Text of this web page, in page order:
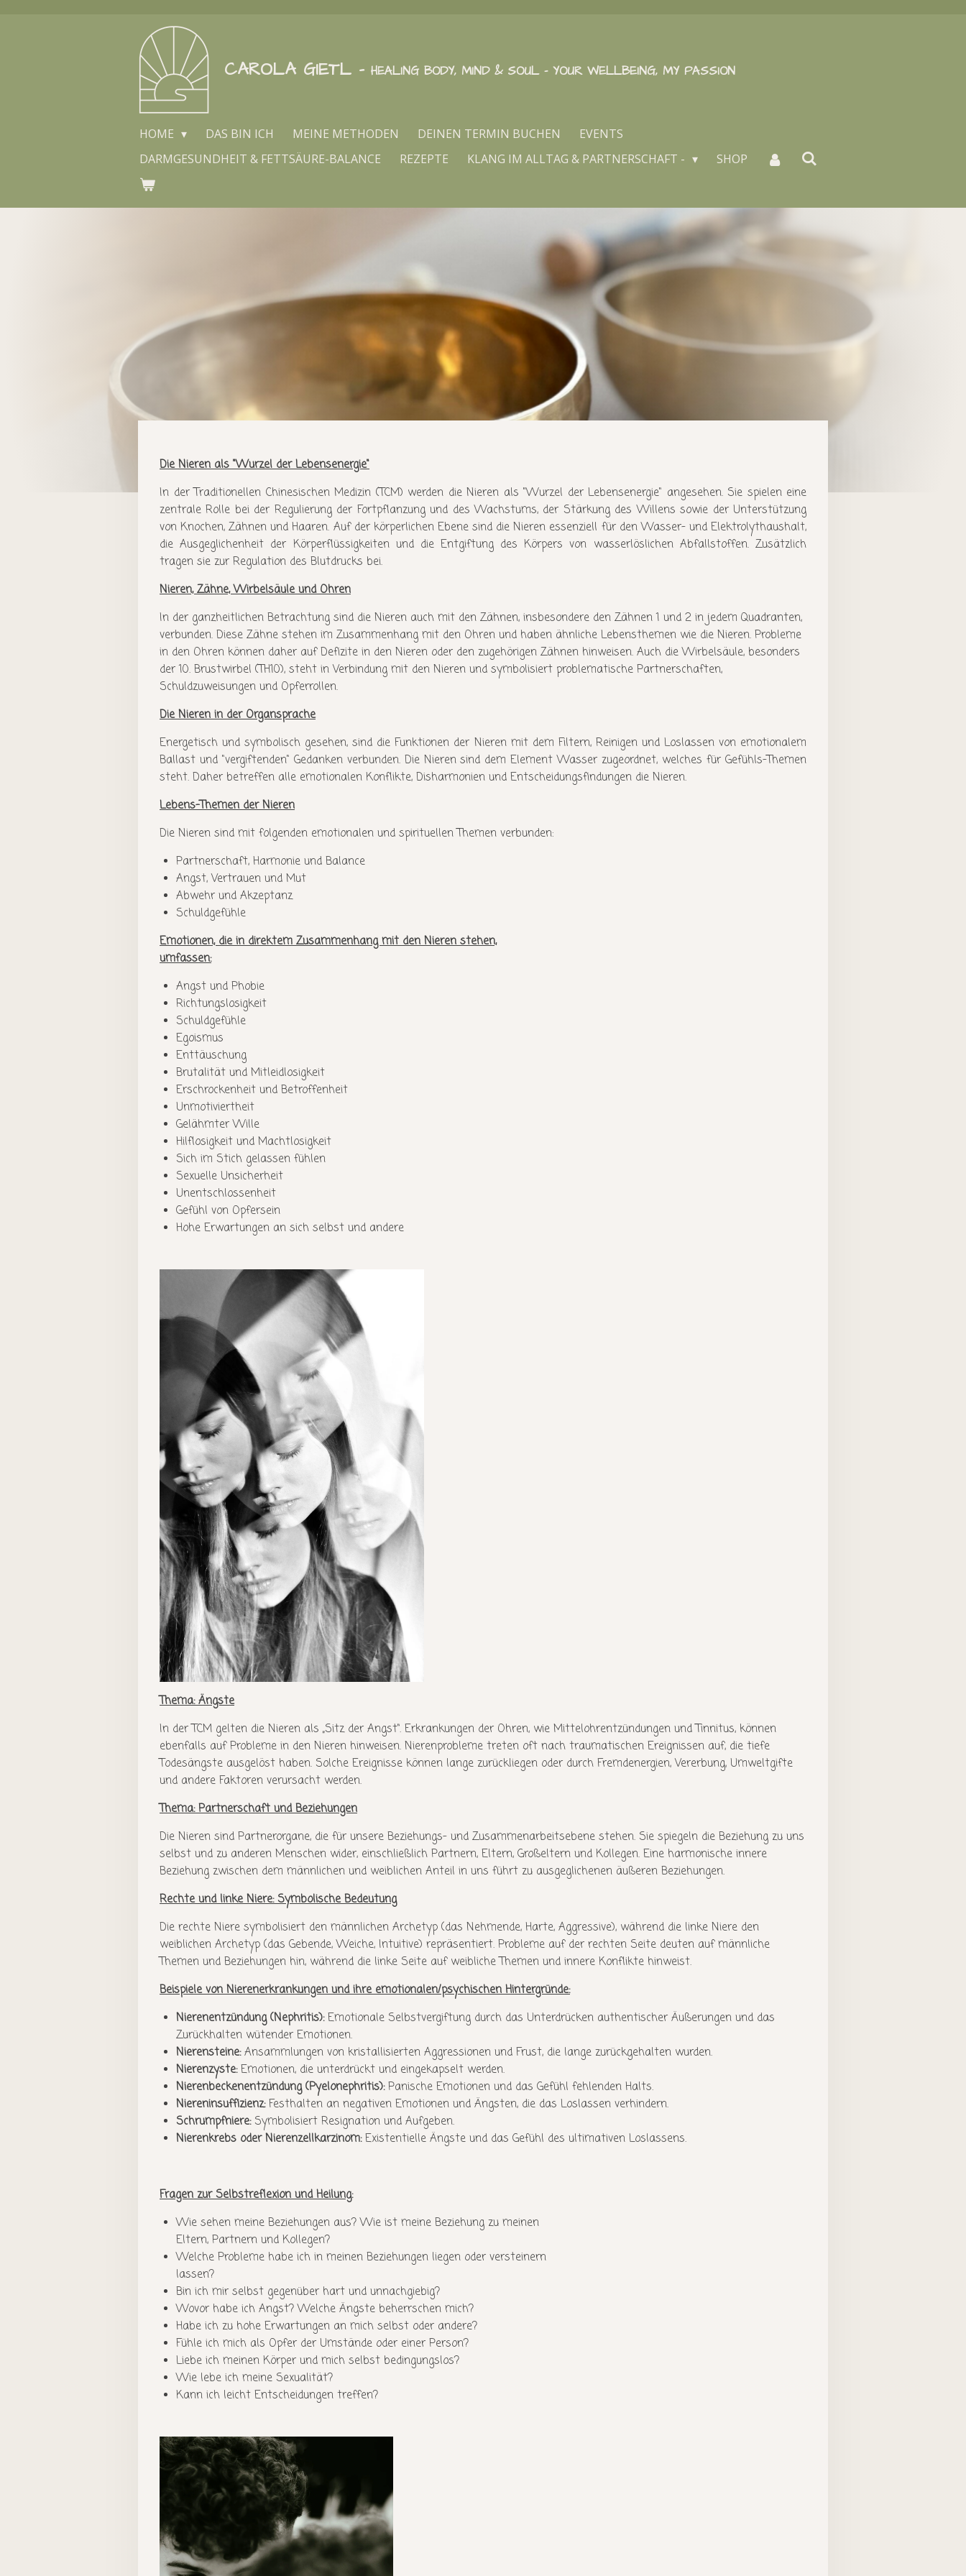
CAROLA GIETL - HEALING BODY, MIND & SOUL - YOUR WELLBEING, MY PASSION
HOME DAS BIN ICH MEINE METHODEN DEINEN TERMIN BUCHEN
EVENTS
DARMGESUNDHEIT & FETTSÄURE-BALANCE
REZEPTE KLANG IM ALLTAG & PARTNERSCHAFT - SHOP
Die Nieren als "Wurzel der Lebensenergie"
In der Traditionellen Chinesischen Medizin (TCM) werden die Nieren als "Wurzel der Lebensenergie" angesehen. Sie spielen eine
zentrale Rolle bei der Regulierung der Fortpflanzung und des Wachstums, der Stärkung des Willens sowie der Unterstützung
von Knochen, Zähnen und Haaren. Auf der körperlichen Ebene sind die Nieren essenziell für den Wasser- und Elektrolythaushalt,
die Ausgeglichenheit der Körperflüssigkeiten und die Entgiftung des Körpers von wasserlöslichen Abfallstoffen. Zusätzlich
tragen sie zur Regulation des Blutdrucks bei.
Nieren, Zähne, Wirbelsäule und Ohren
In der ganzheitlichen Betrachtung sind die Nieren auch mit den Zähnen, insbesondere den Zähnen 1 und 2 in jedem Quadranten,
verbunden. Diese Zähne stehen im Zusammenhang mit den Ohren und haben ähnliche Lebensthemen wie die Nieren. Probleme
in den Ohren können daher auf Defizite in den Nieren oder den zugehörigen Zähnen hinweisen. Auch die Wirbelsäule, besonders
der 10. Brustwirbel (TH10), steht in Verbindung mit den Nieren und symbolisiert problematische Partnerschaften,
Schuldzuweisungen und Opferrollen.
Die Nieren in der Organsprache
Energetisch und symbolisch gesehen, sind die Funktionen der Nieren mit dem Filtern, Reinigen und Loslassen von emotionalem
Ballast und "vergiftenden" Gedanken verbunden. Die Nieren sind dem Element Wasser zugeordnet, welches für Gefühls-Themen
steht. Daher betreffen alle emotionalen Konflikte, Disharmonien und Entscheidungsfindungen die Nieren.
Lebens-Themen der Nieren
Die Nieren sind mit folgenden emotionalen und spirituellen Themen verbunden:
Partnerschaft, Harmonie und Balance
Angst, Vertrauen und Mut
Abwehr und Akzeptanz
Schuldgefühle
Emotionen, die in direktem Zusammenhang mit den Nieren stehen,
umfassen:
Angst und Phobie
Richtungslosigkeit
Schuldgefühle
Egoismus
Enttäuschung
Brutalität und Mitleidlosigkeit
Erschrockenheit und Betroffenheit
Unmotiviertheit
Gelähmter Wille
Hilflosigkeit und Machtlosigkeit
Sich im Stich gelassen fühlen
Sexuelle Unsicherheit
Unentschlossenheit
Gefühl von Opfersein
Hohe Erwartungen an sich selbst und andere
Thema: Ängste
In der TCM gelten die Nieren als „Sitz der Angst“. Erkrankungen der Ohren, wie Mittelohrentzündungen und Tinnitus, können
ebenfalls auf Probleme in den Nieren hinweisen. Nierenprobleme treten oft nach traumatischen Ereignissen auf, die tiefe
Todesängste ausgelöst haben. Solche Ereignisse können lange zurückliegen oder durch Fremdenergien, Vererbung, Umweltgifte
und andere Faktoren verursacht werden.
Thema: Partnerschaft und Beziehungen
Die Nieren sind Partnerorgane, die für unsere Beziehungs- und Zusammenarbeitsebene stehen. Sie spiegeln die Beziehung zu uns
selbst und zu anderen Menschen wider, einschließlich Partnern, Eltern, Großeltern und Kollegen. Eine harmonische innere
Beziehung zwischen dem männlichen und weiblichen Anteil in uns führt zu ausgeglichenen äußeren Beziehungen.
Rechte und linke Niere: Symbolische Bedeutung
Die rechte Niere symbolisiert den männlichen Archetyp (das Nehmende, Harte, Aggressive), während die linke Niere den
weiblichen Archetyp (das Gebende, Weiche, Intuitive) repräsentiert. Probleme auf der rechten Seite deuten auf männliche
Themen und Beziehungen hin, während die linke Seite auf weibliche Themen und innere Konflikte hinweist.
Beispiele von Nierenerkrankungen und ihre emotionalen/psychischen Hintergründe:
Nierenentzündung (Nephritis):Emotionale Selbstvergiftung durch das Unterdrücken authentischer Äußerungen und das
Zurückhalten wütender Emotionen.
Nierensteine:Ansammlungen von kristallisierten Aggressionen und Frust, die lange zurückgehalten wurden.
Nierenzyste:Emotionen, die unterdrückt und eingekapselt werden.
Nierenbeckenentzündung (Pyelonephritis):Panische Emotionen und das Gefühl fehlenden Halts.
Niereninsuffizienz:Festhalten an negativen Emotionen und Ängsten, die das Loslassen verhindern.
Schrumpfniere:Symbolisiert Resignation und Aufgeben.
Nierenkrebs oder Nierenzellkarzinom:Existentielle Ängste und das Gefühl des ultimativen Loslassens.
Fragen zur Selbstreflexion und Heilung:
Wie sehen meine Beziehungen aus? Wie ist meine Beziehung zu meinen
Eltern, Partnern und Kollegen?
Welche Probleme habe ich in meinen Beziehungen liegen oder versteinern
lassen?
Bin ich mir selbst gegenüber hart und unnachgiebig?
Wovor habe ich Angst? Welche Ängste beherrschen mich?
Habe ich zu hohe Erwartungen an mich selbst oder andere?
Fühle ich mich als Opfer der Umstände oder einer Person?
Liebe ich meinen Körper und mich selbst bedingungslos?
Wie lebe ich meine Sexualität?
Kann ich leicht Entscheidungen treffen?